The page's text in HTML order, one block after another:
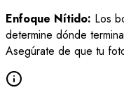
Enfoque Nítido: Los
determine dónde
Asegúrate de que tu